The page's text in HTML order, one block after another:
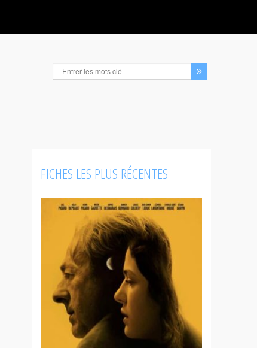
FICHES LES PLUS RÉCENTES